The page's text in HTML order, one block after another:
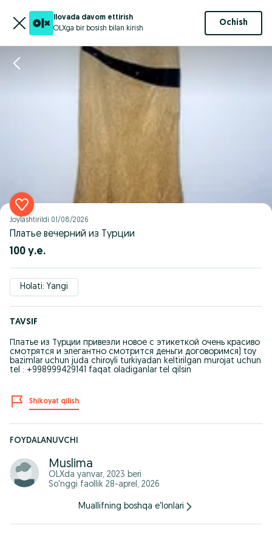
Ilovada davom ettirish
OLXga bir bosish bilan kirish
Ochish
Joylashtirildi 01/08/2026
Платье вечерний из Турции
100 у.е.
Holati: Yangi
TAVSIF
Платье из Турции привезли новое с этикеткой очень красиво
смотрятся и элегантно смотрится деньги договоримся) toy
bazimlar uchun juda chiroyli turkiyadan keltirilgan murojat uchun
tel : +998999429141 faqat oladiganlar tel qilsin
Shikoyat qilish
FOYDALANUVCHI
Muslima
OLXda yanvar, 2023 beri
So'nggi faollik 28-aprel, 2026
Muallifning boshqa e'lonlari